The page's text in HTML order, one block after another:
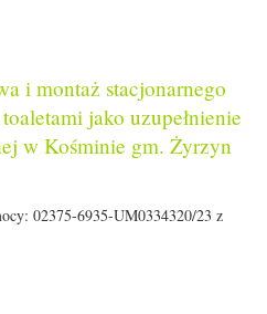
i montaż stacjonarnego
jako uzupełnienie
w Kośminie gm. Żyrzyn
02375-6935-UM0334320/23 z